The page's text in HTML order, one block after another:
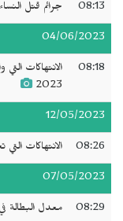
08:13 جرائم قتل
04/06/2023
08:18
الانتهاكات
2023
12/05/2023
08:26 الانتهاكات التي
07/05/2023
08:29 معدل البطالة في